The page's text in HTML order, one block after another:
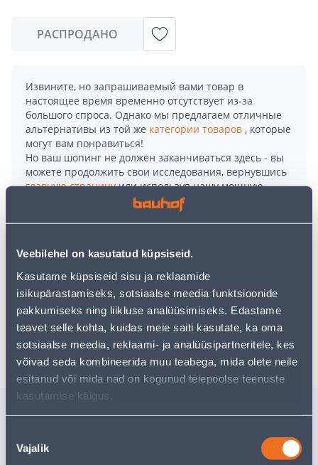
Veebilehel on kasutatud küpsiseid.
Kasutame küpsiseid sisu ja reklaamide
isikupärastamiseks, sotsiaalse meedia funktsioonide
pakkumiseks ning liikluse analüüsimiseks. Edastame
teavet selle kohta, kuidas meie saiti kasutate, ka oma
sotsiaalse meedia, reklaami- ja analüüsipartneritele, kes
võivad seda kombineerida muu teabega, mida olete neile
esitanud või mida nad on kogunud teiepoolse teenuste
kasutamise käigus.
valik
Vajalik
РАСПРОДАНО
Извините, но запрашиваемый вами товар в
настоящее время временно отсутствует из-за
большого спроса. Однако мы предлагаем отличные
альтернативы из той же категории товаров , которые
могут вам понравиться!
Но ваш шопинг не должен заканчиваться здесь - вы
можете продолжить свои исследования, вернувшись
главную страницуили используя нашу мощную
функцию поиска, чтобы найти еще более приятные
• Küünlaalus on mõõtmetega Ø 21,5 x 31 cm.
• Helesinise värvusega.
• 14-päevane tagastusõigus.